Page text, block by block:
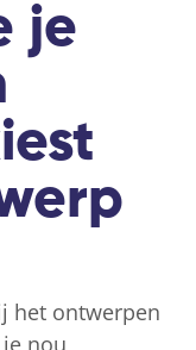
je
het ontwerpen
nou